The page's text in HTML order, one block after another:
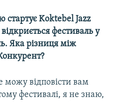
стартує Koktebel Jazz
фестиваль у
Яка різниця між
можу відповісти вам
фестивалі, я не знаю,